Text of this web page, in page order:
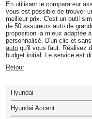
En utilisant le comparateur
vous est possible de trouver
meilleur prix. C'est un outil
de 50 assureurs auto de
proposition la mieux adaptée
personnalisé. D'un clic et
auto qu'il vous faut. Réalisez
budget initial. Le service est
Retour
Hyundai
Hyundai Accent